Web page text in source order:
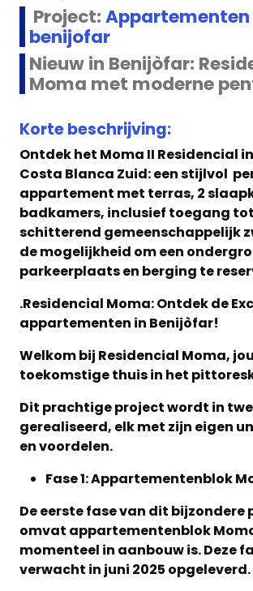
Project:Appartementen
benijofar
Nieuw in Benijòfar:
Moma met moderne
Korte beschrijving:
Ontdek het Moma II Residencial
Costa Blanca Zuid: een stijlvol
appartement met terras, 2
badkamers, inclusief toegang
schitterend gemeenschappelijk
de mogelijkheid om een
parkeerplaats en berging te
.Residencial Moma: Ontdek de
appartementen in Benijòfar!
Welkom bij Residencial Moma,
toekomstige thuis in het
Dit prachtige project wordt in
gerealiseerd, elk met zijn eigen
en voordelen.
Fase 1: Appartementenblok
De eerste fase van dit bijzondere
omvat appartementenblok
momenteel in aanbouw is. Deze
verwacht in juni 2025 opgeleverd.